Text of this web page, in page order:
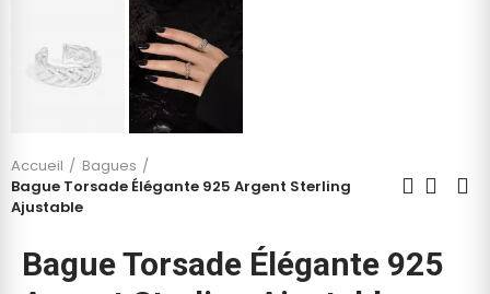
Accueil
Bagues
Bague Torsade Élégante 925 Argent Sterling
Ajustable
Bague Torsade Élégante 925